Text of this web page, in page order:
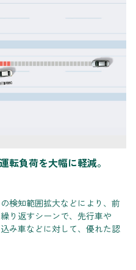
転負荷を大幅に軽減。
検知範囲拡大などにより、前
り返すシーンで、先行車や
み車などに対して、優れた認